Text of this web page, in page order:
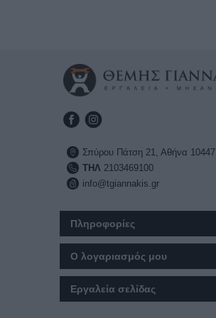
Πληροφορίες
Ο λογαριασμός μου
Εργαλεία σελίδας
Σπύρου Πάτση 21, Αθήνα 10447
ΤΗΛ2103469100
info@tgiannakis.gr